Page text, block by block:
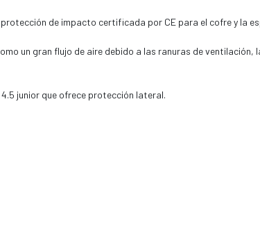
de impacto certificada por CE para el cofre y la
un gran flujo de aire debido a las ranuras de
junior que ofrece protección lateral.